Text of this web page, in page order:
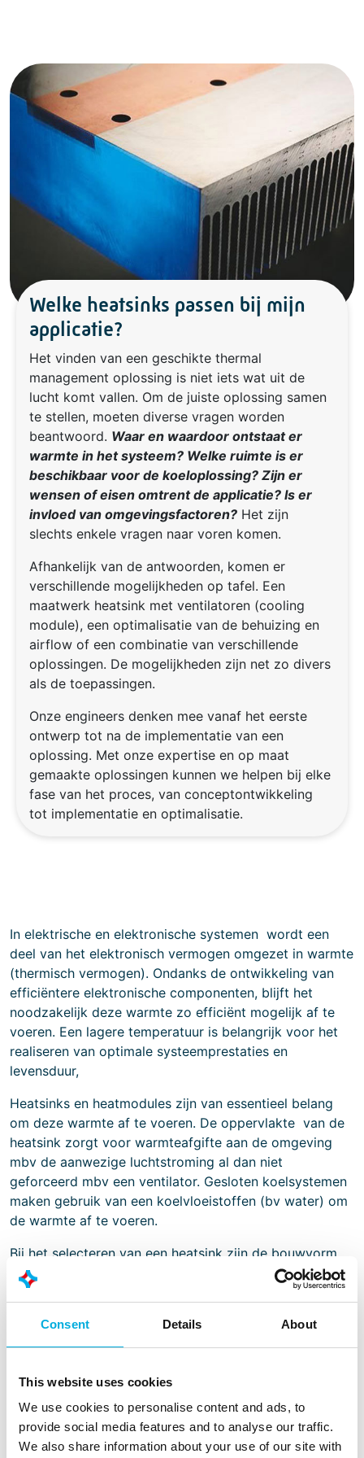
Consent Details About
This website uses cookies
We use cookies to personalise content and ads, to
provide social media features and to analyse our traffic.
We also share information about your use of our site with
Welke heatsinks passen bij mijn
applicatie?
Het vinden van een geschikte thermal
management oplossing is niet iets wat uit de
lucht komt vallen. Om de juiste oplossing samen
te stellen, moeten diverse vragen worden
beantwoord. Waar en waardoor ontstaat er
warmte in het systeem? Welke ruimte is er
beschikbaar voor de koeloplossing? Zijn er
wensen of eisen omtrent de applicatie? Is er
invloed van omgevingsfactoren? Het zijn
slechts enkele vragen naar voren komen.
Afhankelijk van de antwoorden, komen er
verschillende mogelijkheden op tafel. Een
maatwerk heatsink met ventilatoren (cooling
module), een optimalisatie van de behuizing en
airflow of een combinatie van verschillende
oplossingen. De mogelijkheden zijn net zo divers
als de toepassingen.
Onze engineers denken mee vanaf het eerste
ontwerp tot na de implementatie van een
oplossing. Met onze expertise en op maat
gemaakte oplossingen kunnen we helpen bij elke
fase van het proces, van conceptontwikkeling
tot implementatie en optimalisatie.
In elektrische en elektronische systemen wordt een
deel van het elektronisch vermogen omgezet in warmte
(thermisch vermogen). Ondanks de ontwikkeling van
efficiëntere elektronische componenten, blijft het
noodzakelijk deze warmte zo efficiënt mogelijk af te
voeren. Een lagere temperatuur is belangrijk voor het
realiseren van optimale systeemprestaties en
levensduur,
Heatsinks en heatmodules zijn van essentieel belang
om deze warmte af te voeren. De oppervlakte van de
heatsink zorgt voor warmteafgifte aan de omgeving
mbv de aanwezige luchtstroming al dan niet
geforceerd mbv een ventilator. Gesloten koelsystemen
maken gebruik van een koelvloeistoffen (bv water) om
de warmte af te voeren.
Bij het selecteren van een heatsink zijn de bouwvorm,
grootte, aanwezige luchtsnelheid, het materiaal en zelfs
de kleur van de heatsink, bepalend voor de
de heatsink aan de warmtebron is een belangrijk om
een optimale overdracht van de warmte te realiseren.
Batenburg heeft veel praktijkervaring in het oplossen
van Thermische vraagstukken. In samenwerking met
onze eigen engineers kunnen we met behulp van
speciale software thermische oplossingen simuleren.